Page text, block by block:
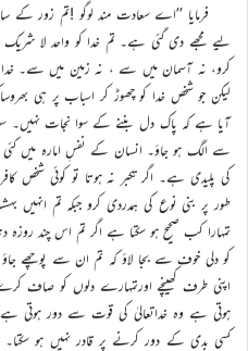
فرمایا ’’اے سعادت مند لوگو !تم زور کے
لیے مجھے دی گئی ہے۔ تم خدا کو واحد لا
کرو، نہ آسمان میں سے ، نہ زمین میں سے۔
لیکن جو شخص خدا کو چھوڑ کر اسباب پر ہی
آیا ہے کہ پاک دل بننے کے سوا نجات نہیں۔
سے الگ ہو جاؤ۔ انسان کے نفسِ امارہ میں کئی
کی پلیدی ہے۔ اگر تکبر نہ ہوتا تو کوئی شخص
طور پر بنی نوع کی ہمدردی کرو جبکہ تم
تمہارا کب صحیح ہو سکتا ہے اگر تم اس چند روزہ
کو دلی خوف سے بجا لاؤ کہ تم ان سے پوچھے
اپنی طرف کھینچے اورتمہارے دلوں کو صاف
ہوتی ہے وہ خداتعالیٰ کی قوت سے دور
کسی بدی کے دور کرنے پر قادر نہیں ہو